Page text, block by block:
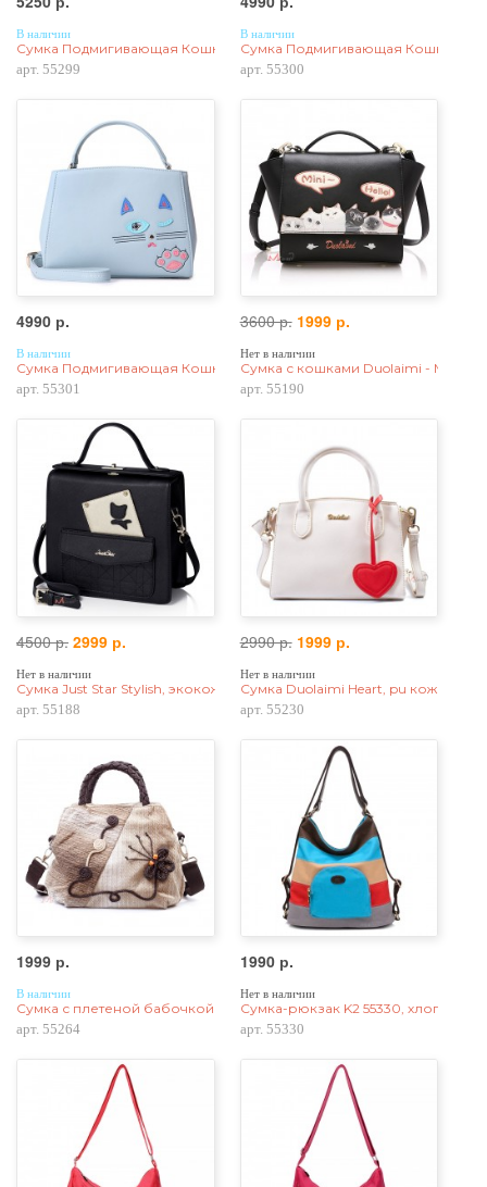
В наличии
Сумка Подмигивающая Кошка 55299, экокожа, розовая
арт. 55299
В наличии
Сумка Подмигивающая Кошка
арт. 55300
4990 р.
В наличии
Сумка Подмигивающая Кошка 55301, экокожа, голубая
арт. 55301
3600 р. 1999 р.
Нет в наличии
Сумка с кошками Duolaimi - Mini
арт. 55190
4500 р. 2999 р.
Нет в наличии
Сумка Just Star Stylish, экокожа, черная
арт. 55188
2990 р. 1999 р.
Нет в наличии
Сумка Duolaimi Heart, pu кожа,
арт. 55230
1999 р.
В наличии
Сумка с плетеной бабочкой 55264, хлопок
арт. 55264
1990 р.
Нет в наличии
Сумка-рюкзак K2 55330, хлопок,
арт. 55330